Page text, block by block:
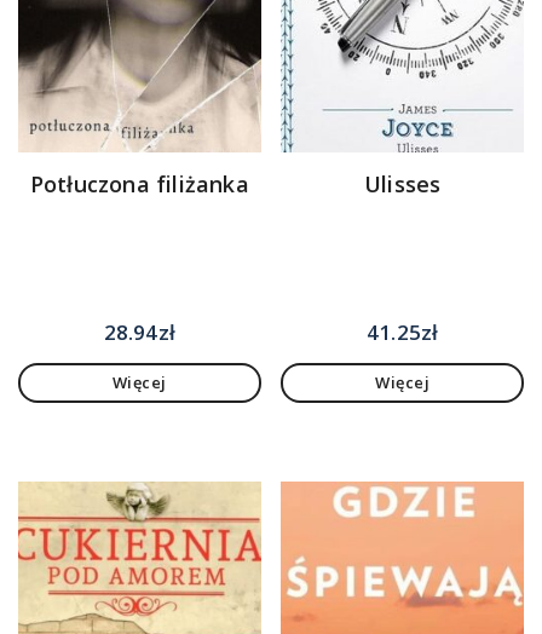
Potłuczona filiżanka
28.94zł
Więcej
Ulisses
41.25zł
Więcej